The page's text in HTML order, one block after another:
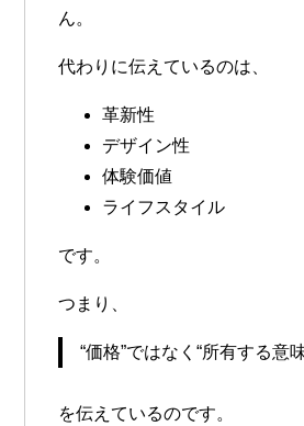
ん。
代わりに伝えているのは、
革新性
デザイン性
体験価値
ライフスタイル
です。
つまり、
“価格”ではなく“所有する意
を伝えているのです。